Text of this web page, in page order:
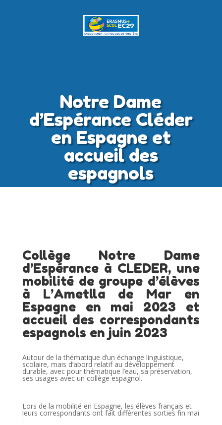
Notre Dame
d’Espérance Cléder
en Espagne et
accueil des
espagnols
Collège Notre Dame
d’Espérance à CLEDER, une
mobilité de groupe d’élèves
à L’Ametlla de Mar en
Espagne en mai 2023 et
accueil des correspondants
espagnols en juin 2023
Autour de la thématique d’un échange linguistique,
scolaire, mais d’abord relatif au développement
durable, avec pour thématique l’eau, sa préservation,
ses usages avec un collège espagnol.
Lors de la mobilité en Espagne, les élèves français et
leurs correspondants ont fait différentes sorties fin mai
: